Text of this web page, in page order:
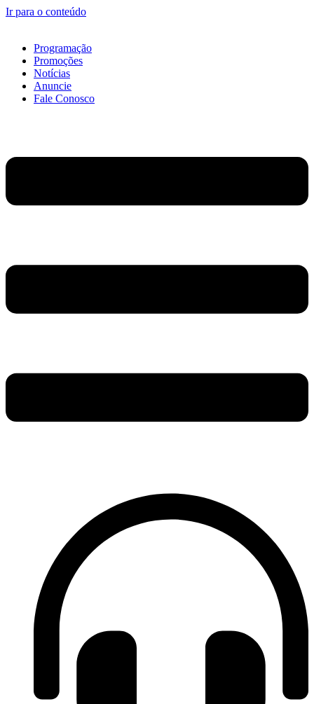
Ir para o conteúdo
Programação
Promoções
Notícias
Anuncie
Fale Conosco